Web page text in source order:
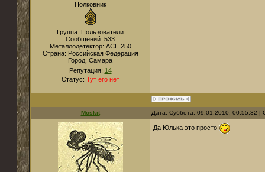
Полковник
Группа: Пользователи
Сообщений: 533
Металлодетектор: ACE 250
Страна: Российская Федерация
Город: Самара
Репутация: 14
Статус: Тут его нет
Moskit Дата: Суббота, 09.01.2010, 00:55:32
Да Юлька это просто